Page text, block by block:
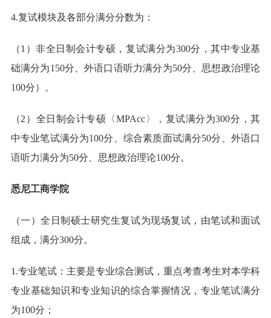
4.复试模块及各部分满分分数为：
（1）非全日制会计专硕，复试满分为300分，其中专业基
础满分为150分、外语口语听力满分为50分、思想政治理论
100分）。
（2）全日制会计专硕〈MPAcc〉，复试满分为300分，其
中专业笔试满分为100分、综合素质面试满分50分、外语口
语听力满分为50分、思想政治理论100分。
悉尼工商学院
（一）全日制硕士研究生复试为现场复试，由笔试和面试
组成，满分300分。
1.专业笔试：主要是专业综合测试，重点考查考生对本学科
专业基础知识和专业知识的综合掌握情况，专业笔试满分
为100分；